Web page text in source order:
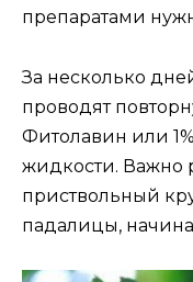
препаратами
За несколько
проводят
Фитолавин или
жидкости. Важно
приствольный
падалицы,